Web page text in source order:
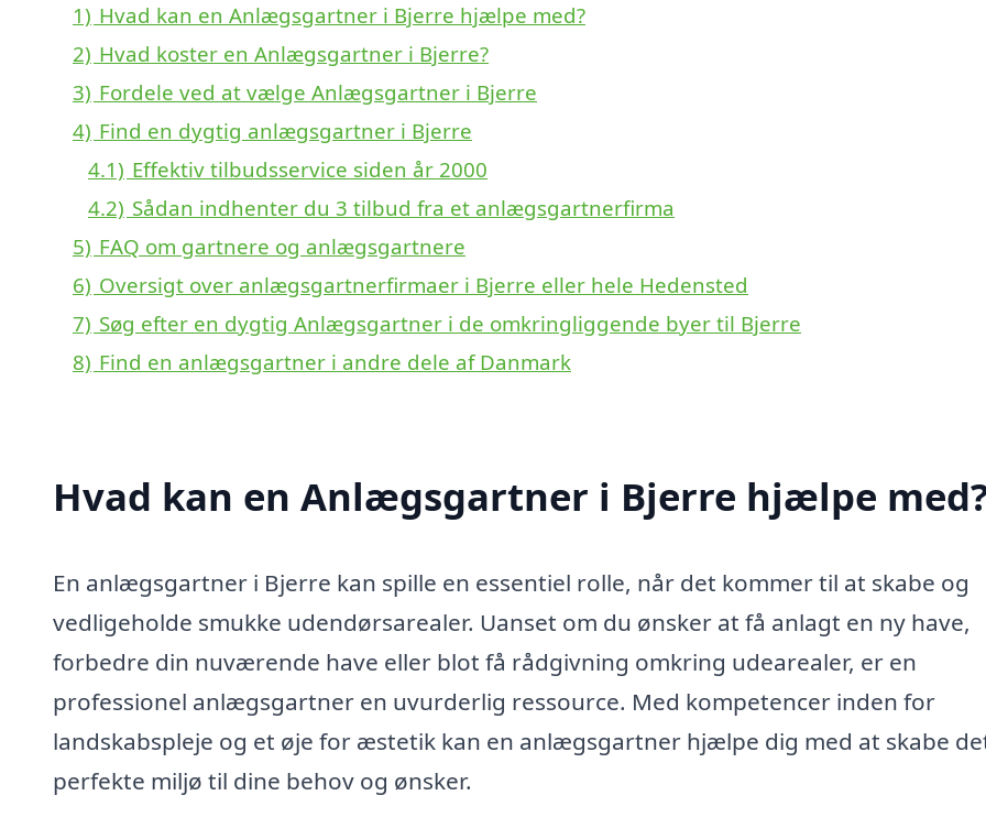
1) Hvad kan en Anlægsgartner i Bjerre hjælpe med?
2) Hvad koster en Anlægsgartner i Bjerre?
3) Fordele ved at vælge Anlægsgartner i Bjerre
4) Find en dygtig anlægsgartner i Bjerre
4.1) Effektiv tilbudsservice siden år 2000
4.2) Sådan indhenter du 3 tilbud fra et anlægsgartnerfirma
5) FAQ om gartnere og anlægsgartnere
6) Oversigt over anlægsgartnerfirmaer i Bjerre eller hele Hedensted
7) Søg efter en dygtig Anlægsgartner i de omkringliggende byer til Bjerre
8) Find en anlægsgartner i andre dele af Danmark
Hvad kan en Anlægsgartner i Bjerre hjælpe
En anlægsgartner i Bjerre kan spille en essentiel rolle, når det kommer til at skabe og
vedligeholde smukke udendørsarealer. Uanset om du ønsker at få anlagt en ny have,
forbedre din nuværende have eller blot få rådgivning omkring udearealer, er en
professionel anlægsgartner en uvurderlig ressource. Med kompetencer inden for
landskabspleje og et øje for æstetik kan en anlægsgartner hjælpe dig med at skabe
perfekte miljø til dine behov og ønsker.